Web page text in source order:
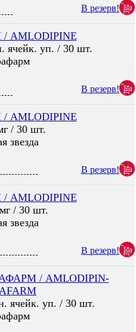
В резерв!
ячейк. уп. / 30 шт.
В резерв!
/ 30 шт.
звезда
В резерв!
/ 30 шт.
звезда
В резерв!
/ AMLODIPIN-
ячейк. уп. / 30 шт.